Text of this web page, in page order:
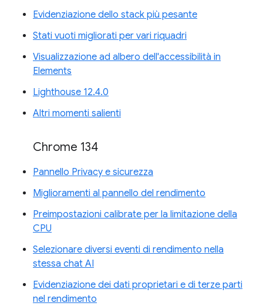
Evidenziazione dello stack più pesante
Stati vuoti migliorati per vari riquadri
Visualizzazione ad albero dell'accessibilità in
Elements
Lighthouse 12.4.0
Altri momenti salienti
Chrome 134
Pannello Privacy e sicurezza
Miglioramenti al pannello del rendimento
Preimpostazioni calibrate per la limitazione della
CPU
Selezionare diversi eventi di rendimento nella
stessa chat AI
Evidenziazione dei dati proprietari e di terze parti
nel rendimento